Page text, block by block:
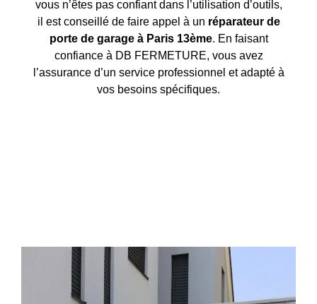
vous n’êtes pas confiant dans l’utilisation d’outils,
il est conseillé de faire appel à un réparateur de
porte de garage à Paris 13ème. En faisant
confiance à DB FERMETURE, vous avez
l’assurance d’un service professionnel et adapté à
vos besoins spécifiques.